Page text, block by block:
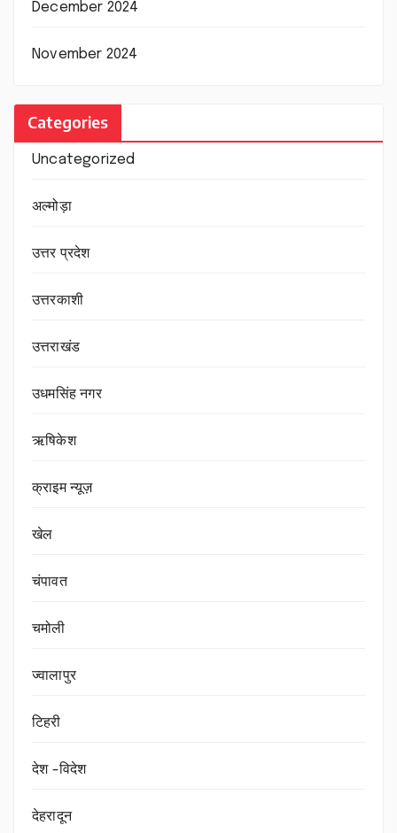
December 2024
November 2024
Categories
Uncategorized
अल्मोड़ा
उत्तर प्रदेश
उत्तरकाशी
उत्तराखंड
उधमसिंह नगर
ऋषिकेश
क्राइम न्यूज़
खेल
चंपावत
चमोली
ज्वालापुर
टिहरी
देश -विदेश
देहरादून